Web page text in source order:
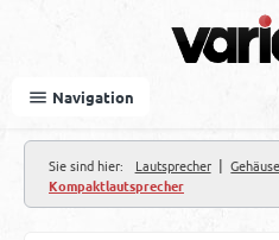
Navigation
Sie sind hier: Lautsprecher |
Kompaktlautsprecher